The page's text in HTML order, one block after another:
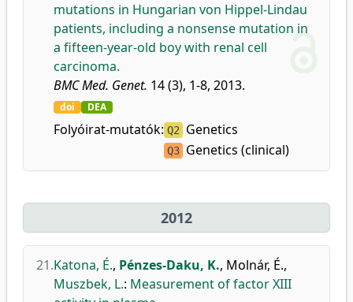
mutations in Hungarian von Hippel-Lindau
patients, including a nonsense mutation in
a fifteen-year-old boy with renal cell
carcinoma.
BMC Med. Genet. 14 (3), 1-8, 2013.
doi DEA
Folyóirat-mutatók: Q2 Genetics
Q3 Genetics (clinical)
2012
21.Katona, É., Pénzes-Daku, K., Molnár, É.,
Muszbek, L.: Measurement of factor XIII